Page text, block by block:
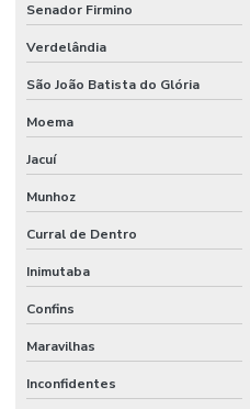
Senador Firmino
Verdelândia
São João Batista do Glória
Moema
Jacuí
Munhoz
Curral de Dentro
Inimutaba
Confins
Maravilhas
Inconfidentes